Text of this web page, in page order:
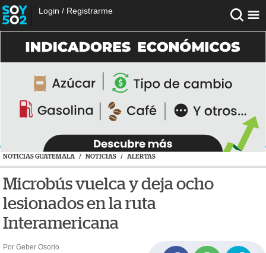
Login / Registrarme
NOTICIAS GUATEMALA / NOTICIAS / ALERTAS
Microbús vuelca y deja ocho
lesionados en la ruta
Interamericana
Por Geber Osorio